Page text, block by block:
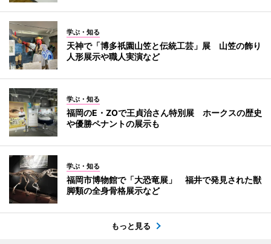
学ぶ・知る
天神で「博多祇園山笠と伝統工芸」展 山笠の飾り
人形展示や職人実演など
学ぶ・知る
福岡のE・ZOで王貞治さん特別展 ホークスの歴史
や優勝ペナントの展示も
学ぶ・知る
福岡市博物館で「大恐竜展」 福井で発見された獣
脚類の全身骨格展示など
もっと見る